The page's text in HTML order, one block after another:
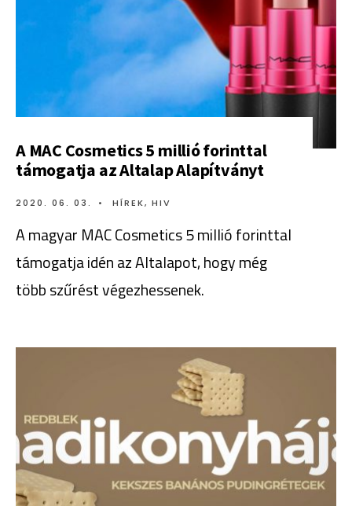
A MAC Cosmetics 5 millió forinttal
támogatja az Altalap Alapítványt
2020. 06. 03. • HÍREK, HIV
A magyar MAC Cosmetics 5 millió forinttal
támogatja idén az Altalapot, hogy még
több szűrést végezhessenek.